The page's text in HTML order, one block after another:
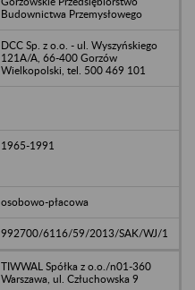
Budownictwa Przemysłowego
DCC Sp. z o.o. - ul. Wyszyńskiego
121A/A, 66-400 Gorzów
Wielkopolski, tel. 500 469 101
1965-1991
osobowo-płacowa
992700/6116/59/2013/SAK/WJ/1
TIWWAL Spółka z o.o./n01-360
Warszawa, ul. Człuchowska 9